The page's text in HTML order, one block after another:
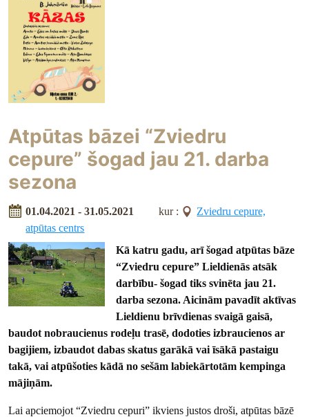
Atpūtas bāzei “Zviedru
cepure” šogad jau 21. darba
sezona
01.04.2021 - 31.05.2021 kur :
Zviedru cepure,
atpūtas centrs
Kā katru gadu, arī šogad atpūtas bāze
“Zviedru cepure” Lieldienās atsāk
darbību- šogad tiks svinēta jau 21.
darba sezona. Aicinām pavadīt aktīvas
Lieldienu brīvdienas svaigā gaisā,
baudot nobraucienus rodeļu trasē, dodoties izbraucienos ar
bagijiem, izbaudot dabas skatus garākā vai īsākā pastaigu
takā, vai atpūšoties kādā no sešām labiekārtotām kempinga
mājiņām.
Lai apciemojot “Zviedru cepuri” ikviens justos droši, atpūtas bāzē